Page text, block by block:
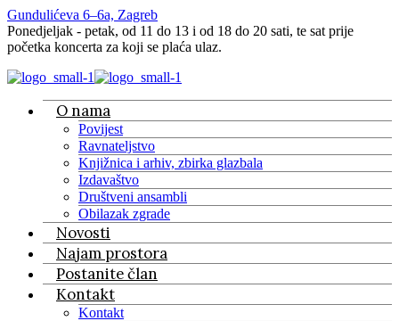
Gundulićeva 6–6a, Zagreb
Ponedjeljak - petak, od 11 do 13 i od 18 do 20 sati, te sat prije
početka koncerta za koji se plaća ulaz.
O nama
Povijest
Ravnateljstvo
Knjižnica i arhiv, zbirka glazbala
Izdavaštvo
Društveni ansambli
Obilazak zgrade
Novosti
Najam prostora
Postanite član
Kontakt
Kontakt